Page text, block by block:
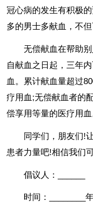
冠心病的发生有积极
多的男士多献血，不
无偿献血在帮助
自献血之日起，三年
血。累计献血量超过
疗用血;无偿献血者的
偿享用等量的医疗用血
同学们，朋友们!
患者力量吧!相信我们
倡议人：______
时间：________